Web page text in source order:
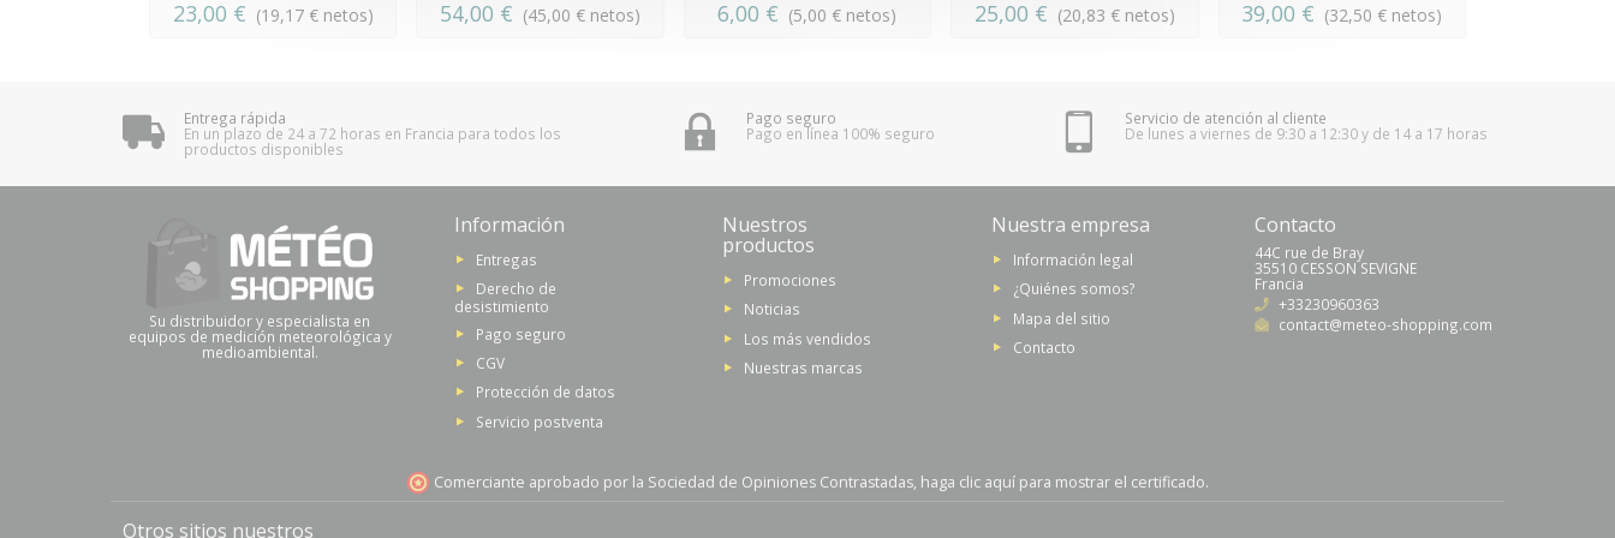
23,00 € (19,17 € netos) 54,00 € (45,00 € netos) 6,00 € (5,00 € netos) 25,00 € (20,83 € netos) 39,00 € (32,50 € netos)
Entrega rápida
En un plazo de 24 a 72 horas en Francia para todos los
productos disponibles
Pago seguro
Pago en línea 100% seguro
Servicio de atención al cliente
De lunes a viernes de 9:30 a 12:30 y de 14 a 17 horas
Su distribuidor y especialista en
equipos de medición meteorológica y
medioambiental.
Información
Entregas
Derecho de
desistimiento
Pago seguro
CGV
Protección de datos
Servicio postventa
Nuestros
productos
Promociones
Noticias
Los más vendidos
Nuestras marcas
Nuestra empresa
Información legal
¿Quiénes somos?
Mapa del sitio
Contacto
Contacto
44C rue de Bray
35510 CESSON SEVIGNE
Francia
+33230960363
contact@meteo-shopping.com
Comerciante aprobado por la Sociedad de Opiniones Contrastadas, haga clic aquí para mostrar el certificado.
Otros sitios nuestros